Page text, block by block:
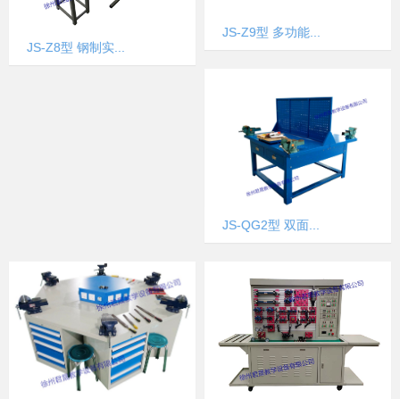
JS-Z8型 钢制实...
JS-Z9型 多功能...
JS-QG2型 双面...